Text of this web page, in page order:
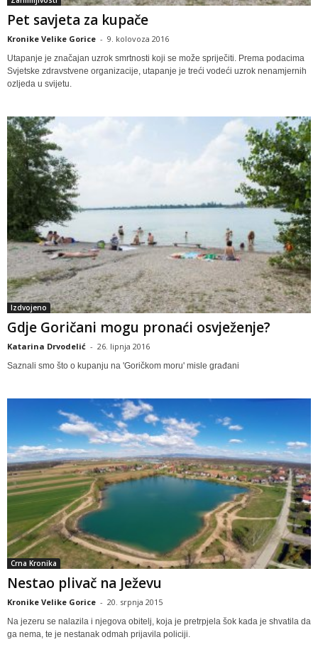
Pet savjeta za kupače
Kronike Velike Gorice - 9. kolovoza 2016
Utapanje je značajan uzrok smrtnosti koji se može spriječiti. Prema podacima
Svjetske zdravstvene organizacije, utapanje je treći vodeći uzrok nenamjernih
ozljeda u svijetu.
Izdvojeno
Gdje Goričani mogu pronaći osvježenje?
Katarina Drvodelić - 26. lipnja 2016
Saznali smo što o kupanju na 'Goričkom moru' misle građani
Crna Kronika
Nestao plivač na Ježevu
Kronike Velike Gorice - 20. srpnja 2015
Na jezeru se nalazila i njegova obitelj, koja je pretrpjela šok kada je shvatila da
ga nema, te je nestanak odmah prijavila policiji.